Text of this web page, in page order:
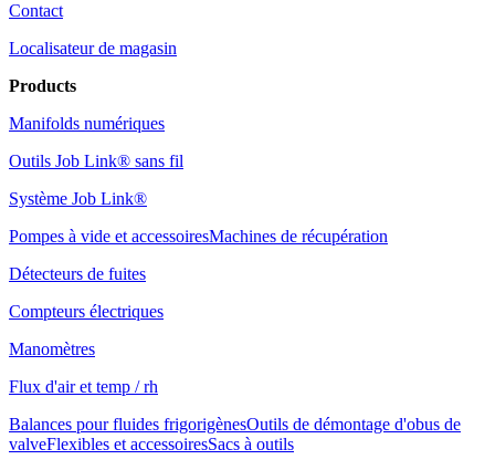
Contact
Localisateur de magasin
Products
Manifolds numériques
Outils Job Link® sans fil
Système Job Link®
Pompes à vide et accessoiresMachines de récupération
Détecteurs de fuites
Compteurs électriques
Manomètres
Flux d'air et temp / rh
Balances pour fluides frigorigènesOutils de démontage d'obus de
valveFlexibles et accessoiresSacs à outils